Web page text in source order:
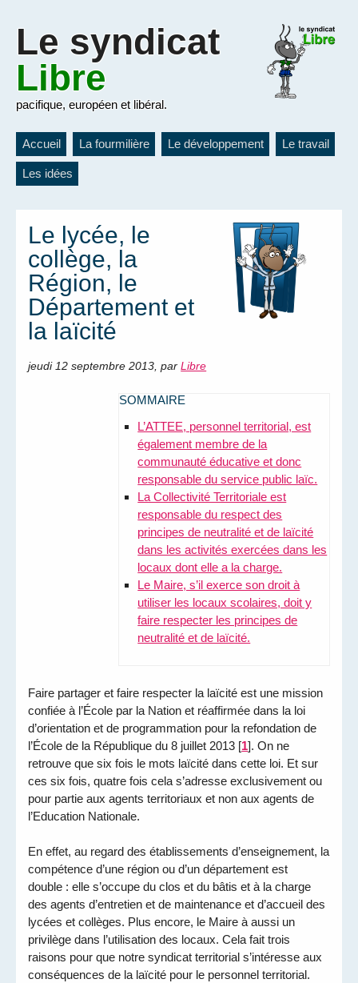
Le syndicat
Libre
pacifique, européen et libéral.
Accueil La fourmilière Le développement Le travail
Les idées
Le lycée, le
collège, la
Région, le
Département et
la laïcité
jeudi 12 septembre 2013,parLibre
SOMMAIRE
L’ATTEE, personnel territorial, est
également membre de la
communauté éducative et donc
responsable du service public laïc.
La Collectivité Territoriale est
responsable du respect des
principes de neutralité et de laïcité
dans les activités exercées dans les
locaux dont elle a la charge.
Le Maire, s’il exerce son droit à
utiliser les locaux scolaires, doit y
faire respecter les principes de
neutralité et de laïcité.
Faire partager et faire respecter la laïcité est une mission
confiée à l’École par la Nation et réaffirmée dans la loi
d’orientation et de programmation pour la refondation de
l’École de la République du 8 juillet 2013 [1]. On ne
retrouve que six fois le mots laïcité dans cette loi. Et sur
ces six fois, quatre fois cela s’adresse exclusivement ou
pour partie aux agents territoriaux et non aux agents de
l’Education Nationale.
En effet, au regard des établissements d’enseignement, la
compétence d’une région ou d’un département est
double : elle s’occupe du clos et du bâtis et à la charge
des agents d’entretien et de maintenance et d’accueil des
lycées et collèges. Plus encore, le Maire à aussi un
privilège dans l’utilisation des locaux. Cela fait trois
raisons pour que notre syndicat territorial s’intéresse aux
conséquences de la laïcité pour le personnel territorial.